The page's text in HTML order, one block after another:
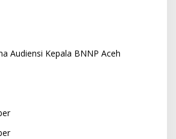
Audiensi Kepala BNNP Aceh